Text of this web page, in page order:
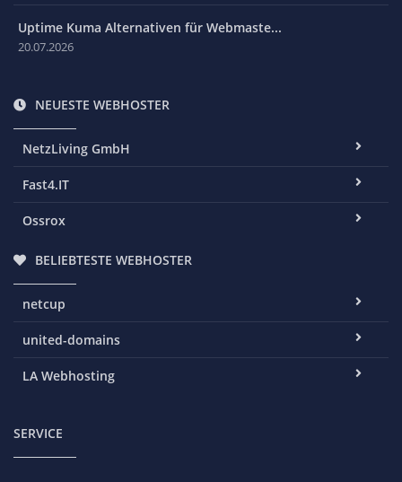
Uptime Kuma Alternativen für Webmaste...
20.07.2026
NEUESTE WEBHOSTER
NetzLiving GmbH
Fast4.IT
Ossrox
BELIEBTESTE WEBHOSTER
netcup
united-domains
LA Webhosting
SERVICE